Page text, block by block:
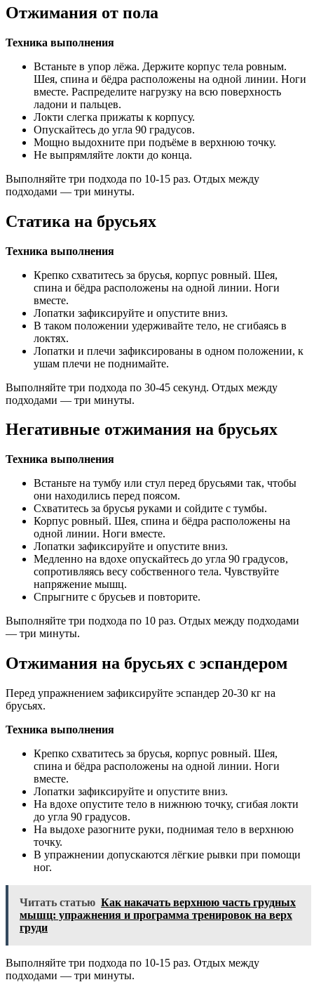
Отжимания от пола
Техника выполнения
Встаньте в упор лёжа. Держите корпус тела ровным.
Шея, спина и бёдра расположены на одной линии. Ноги
вместе. Распределите нагрузку на всю поверхность
ладони и пальцев.
Локти слегка прижаты к корпусу.
Опускайтесь до угла 90 градусов.
Мощно выдохните при подъёме в верхнюю точку.
Не выпрямляйте локти до конца.
Выполняйте три подхода по 10-15 раз. Отдых между
подходами — три минуты.
Статика на брусьях
Техника выполнения
Крепко схватитесь за брусья, корпус ровный. Шея,
спина и бёдра расположены на одной линии. Ноги
вместе.
Лопатки зафиксируйте и опустите вниз.
В таком положении удерживайте тело, не сгибаясь в
локтях.
Лопатки и плечи зафиксированы в одном положении, к
ушам плечи не поднимайте.
Выполняйте три подхода по 30-45 секунд. Отдых между
подходами — три минуты.
Негативные отжимания на брусьях
Техника выполнения
Встаньте на тумбу или стул перед брусьями так, чтобы
они находились перед поясом.
Схватитесь за брусья руками и сойдите с тумбы.
Корпус ровный. Шея, спина и бёдра расположены на
одной линии. Ноги вместе.
Лопатки зафиксируйте и опустите вниз.
Медленно на вдохе опускайтесь до угла 90 градусов,
сопротивляясь весу собственного тела. Чувствуйте
напряжение мышц.
Спрыгните с брусьев и повторите.
Выполняйте три подхода по 10 раз. Отдых между подходами
— три минуты.
Отжимания на брусьях с эспандером
Перед упражнением зафиксируйте эспандер 20-30 кг на
брусьях.
Техника выполнения
Крепко схватитесь за брусья, корпус ровный. Шея,
спина и бёдра расположены на одной линии. Ноги
вместе.
Лопатки зафиксируйте и опустите вниз.
На вдохе опустите тело в нижнюю точку, сгибая локти
до угла 90 градусов.
На выдохе разогните руки, поднимая тело в верхнюю
точку.
В упражнении допускаются лёгкие рывки при помощи
ног.
Читать статью Как накачать верхнюю часть грудных
мышц: упражнения и программа тренировок на верх
груди
Выполняйте три подхода по 10-15 раз. Отдых между
подходами — три минуты.